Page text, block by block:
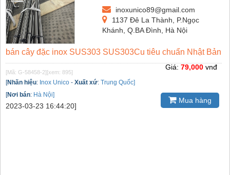
inoxunico89@gmail.com
1137 Đê La Thành, P.Ngọc
Khánh, Q.BA Đình, Hà Nội
bán cây đặc inox SUS303 SUS303Cu tiêu chuẩn Nhật Bản
[Mã: G-58458-2] [xem: 895]
[Nhãn hiệu: Inox Unico - Xuất xứ: Trung Quốc]
[Nơi bán: Hà Nội]
2023-03-23 16:44:20]
Giá: 79,000 vnđ
Mua hàng